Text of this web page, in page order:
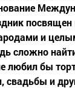
и
сложно
любил бы
свадьбы и